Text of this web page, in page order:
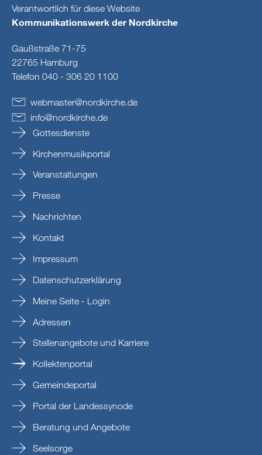
Verantwortlich für diese Website
Kommunikationswerk der Nordkirche
Gaußstraße 71-75
22765 Hamburg
Telefon 040 - 306 20 1100
webmaster@nordkirche.de
info@nordkirche.de
Gottesdienste
Kirchenmusikportal
Veranstaltungen
Presse
Nachrichten
Kontakt
Impressum
Datenschutzerklärung
Meine Seite - Login
Adressen
Stellenangebote und Karriere
Kollektenportal
Gemeindeportal
Portal der Landessynode
Beratung und Angebote
Seelsorge